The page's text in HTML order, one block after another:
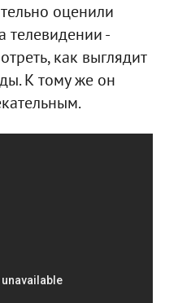
оценили
телевидении -
как выглядит
К тому же он